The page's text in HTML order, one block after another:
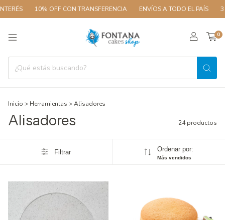
10% OFF CON TRANSFERENCIA ENVÍOS A TODO EL PAÍS 3
0
Inicio > Herramientas >Alisadores
Alisadores 24 productos
Filtrar Ordenar por:
Más vendidos